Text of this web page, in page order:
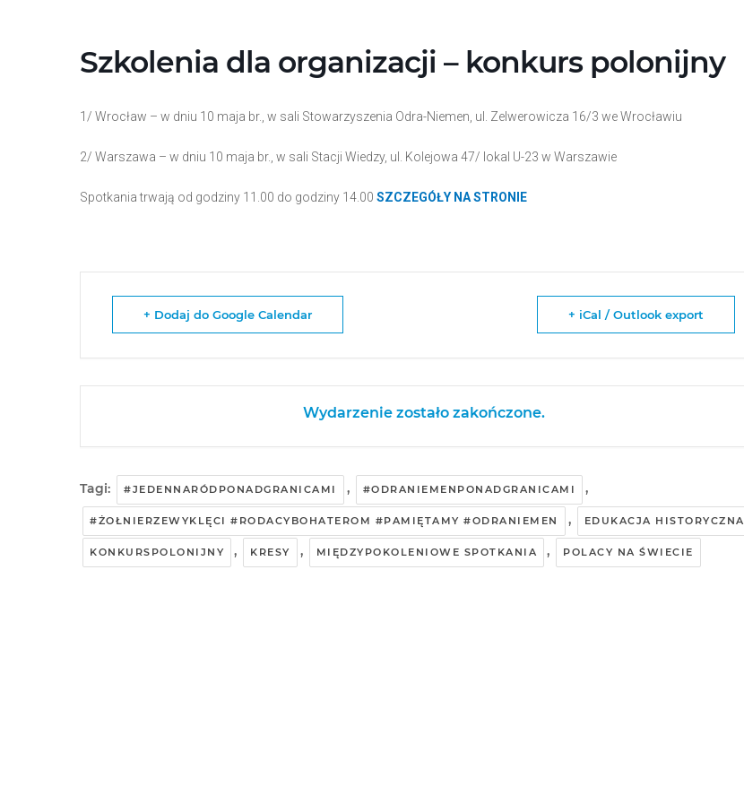
Szkolenia dla organizacji – konkurs polonijny
1/ Wrocław – w dniu 10 maja br., w sali Stowarzyszenia Odra-Niemen, ul. Zelwerowicza 16/3 we Wrocławiu
2/ Warszawa – w dniu 10 maja br., w sali Stacji Wiedzy, ul. Kolejowa 47/ lokal U-23 w Warszawie
Spotkania trwają od godziny 11.00 do godziny 14.00 SZCZEGÓŁY NA STRONIE
+ Dodaj do Google Calendar + iCal / Outlook export
Wydarzenie zostało zakończone.
Tagi: #JEDENNARÓDPONADGRANICAMI , #ODRANIEMENPONADGRANICAMI ,
#ŻOŁNIERZEWYKLĘCI #RODACYBOHATEROM #PAMIĘTAMY #ODRANIEMEN , EDUKACJA HISTORYCZNA
KONKURSPOLONIJNY , KRESY , MIĘDZYPOKOLENIOWE SPOTKANIA , POLACY NA ŚWIECIE